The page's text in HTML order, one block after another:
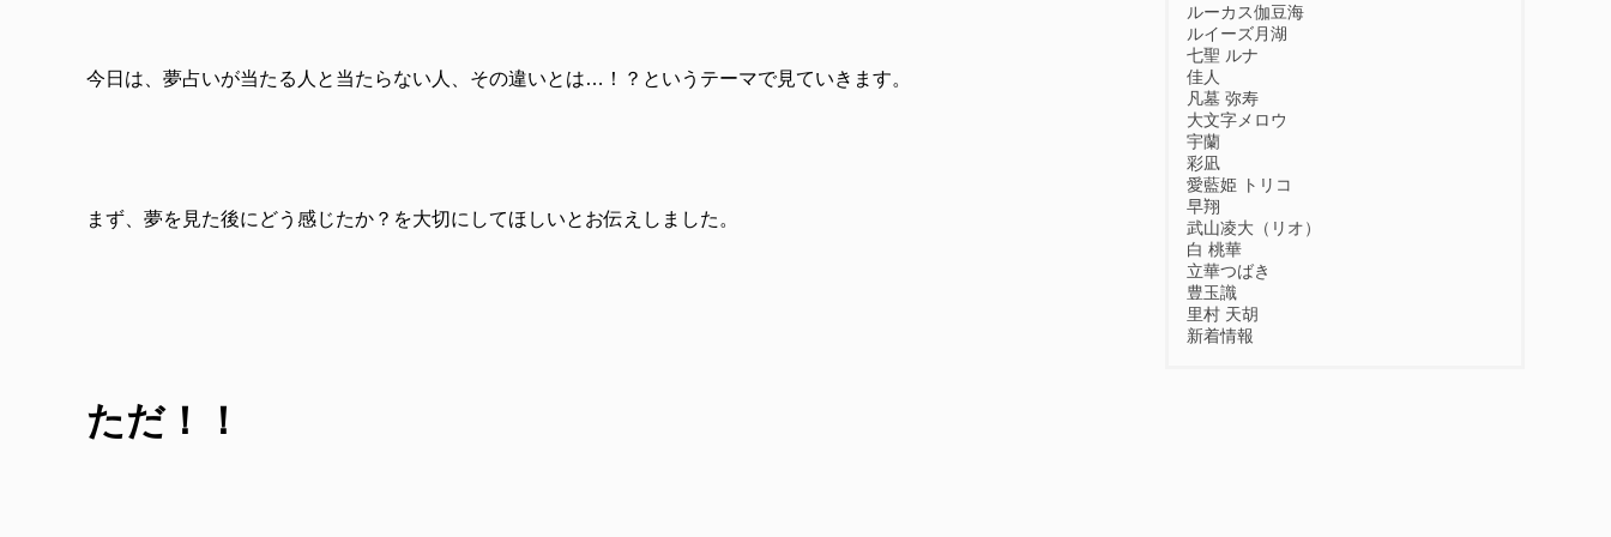
今日は、夢占いが当たる人と当たらない人、その違いとは…！？というテーマで見ていきます。
まず、夢を見た後にどう感じたか？を大切にしてほしいとお伝えしました。
ただ！！
ルーカス伽豆海
ルイーズ月湖
七聖 ルナ
佳人
凡墓 弥寿
大文字メロウ
宇蘭
彩凪
愛藍姫 トリコ
早翔
武山凌大（リオ）
白 桃華
立華つばき
豊玉識
里村 天胡
新着情報